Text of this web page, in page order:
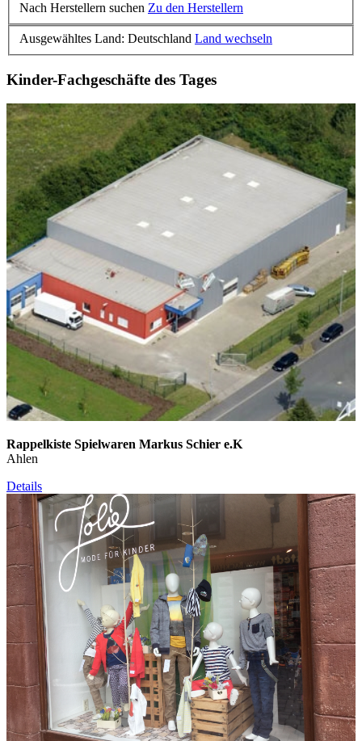
Nach Herstellern suchen Zu den Herstellern
Ausgewähltes Land: Deutschland Land wechseln
Kinder-Fachgeschäfte des Tages
Rappelkiste Spielwaren Markus Schier e.K
Ahlen
Details